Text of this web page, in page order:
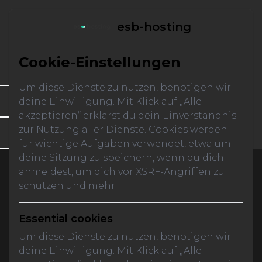
Dashboard News Services
Link-Shortener Downloads FAQ
Tickets
Impressum
Stand: Mai 2026
esb-hosting
Cookie-Einstellungen
Um diese Dienste zu nutzen, benötigen wir
deine Einwilligung. Mit Klick auf „Alle
akzeptieren“ erklärst du dein Einverständnis
zur Nutzung aller Dienste. Cookies werden
für wichtige Aufgaben verwendet, etwa um
deine Sitzung zu speichern, wenn du dich
anmeldest, um dich vor XSRF-Angriffen zu
schützen und mehr.
Essential cookies
Um diese Dienste zu nutzen, benötigen wir
deine Einwilligung. Mit Klick auf „Alle